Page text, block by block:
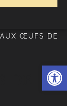
Ouvrir
ŒUFS DE